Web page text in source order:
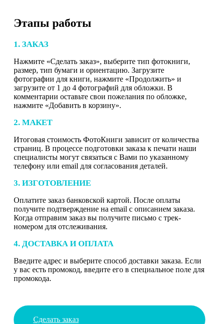
Этапы работы
1. ЗАКАЗ
Нажмите «Сделать заказ», выберите тип фотокниги,
размер, тип бумаги и ориентацию. Загрузите
фотографии для книги, нажмите «Продолжить» и
загрузите от 1 до 4 фотографий для обложки. В
комментарии оставьте свои пожелания по обложке,
нажмите «Добавить в корзину».
2. МАКЕТ
Итоговая стоимость ФотоКниги зависит от количества
страниц. В процессе подготовки заказа к печати наши
специалисты могут связаться с Вами по указанному
телефону или email для согласования деталей.
3. ИЗГОТОВЛЕНИЕ
Оплатите заказ банковской картой. После оплаты
получите подтверждение на email с описанием заказа.
Когда отправим заказ вы получите письмо с трек-
номером для отслеживания.
4. ДОСТАВКА И ОПЛАТА
Введите адрес и выберите способ доставки заказа. Если
у вас есть промокод, введите его в специальное поле для
промокода.
Сделать заказ